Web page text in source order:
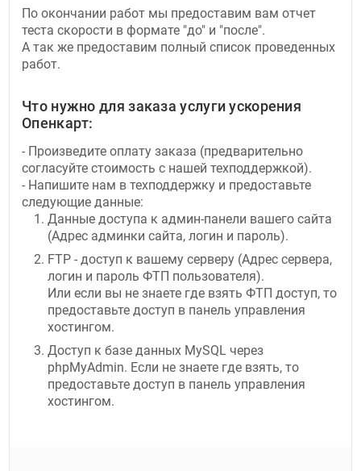
По окончании работ мы предоставим вам отчет
теста скорости в формате "до" и "после".
А так же предоставим полный список проведенных
работ.
Что нужно для заказа услуги ускорения
Опенкарт:
- Произведите оплату заказа (предварительно
согласуйте стоимость с нашей техподдержкой).
- Напишите нам в техподдержку и предоставьте
следующие данные:
Данные доступа к админ-панели вашего сайта
(Адрес админки сайта, логин и пароль).
FTP - доступ к вашему серверу (Адрес сервера,
логин и пароль ФТП пользователя).
Или если вы не знаете где взять ФТП доступ, то
предоставьте доступ в панель управления
хостингом.
Доступ к базе данных MySQL через
phpMyAdmin. Если не знаете где взять, то
предоставьте доступ в панель управления
хостингом.